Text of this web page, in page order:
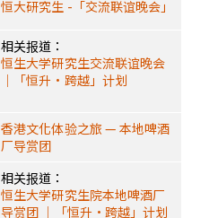
恒大研究生 -「交流联谊晚会」
相关报道：
恒生大学研究生交流联谊晚会
｜「恒升·跨越」计划
香港文化体验之旅 — 本地啤酒
厂导赏团
相关报道：
恒生大学研究生院本地啤酒厂
导赏团 ｜「恒升·跨越」计划